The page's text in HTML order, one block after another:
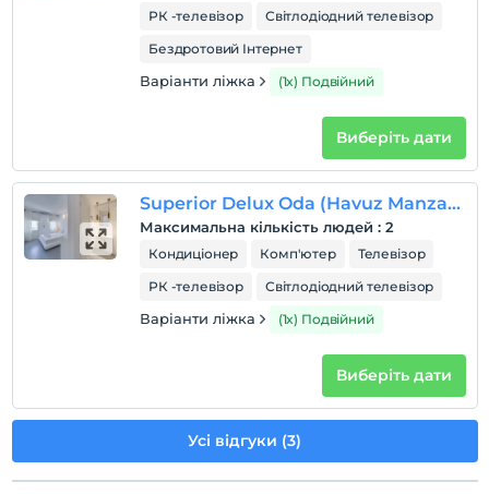
РК -телевізор
Світлодіодний телевізор
Бездротовий Інтернет
Варіанти ліжка (1x) Подвійний
Виберіть дати
Superior Delux Oda (Havuz Manzaralı)
Максимальна кількість людей : 2
Кондиціонер Комп'ютер
Телевізор
РК -телевізор
Світлодіодний телевізор
Варіанти ліжка (1x) Подвійний
Виберіть дати
Усі відгуки (3)